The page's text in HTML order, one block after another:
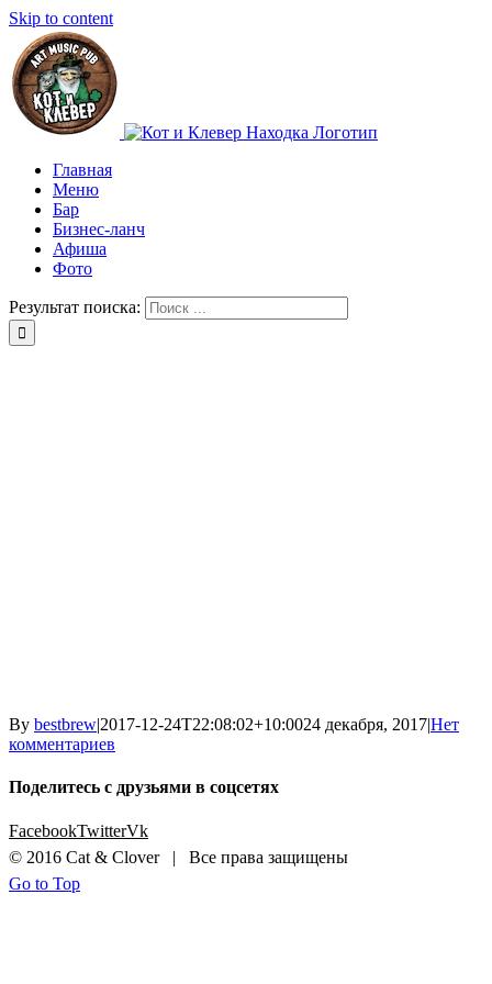
Skip to content
Главная
Меню
Бар
Бизнес-ланч
Афиша
Фото
Результат поиска:
By bestbrew|2017-12-24T22:08:02+10:0024 декабря, 2017|Нет
комментариев
Поделитесь с друзьями в соцсетях
FacebookTwitterVk
© 2016 Cat & Clover | Все права защищены
Go to Top